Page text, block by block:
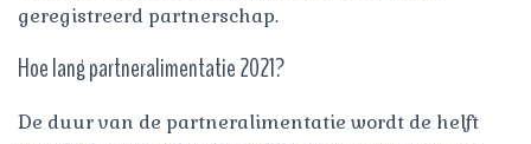
geregistreerd partnerschap.
Hoe lang partneralimentatie 2021?
De duur van de partneralimentatie wordt de helft